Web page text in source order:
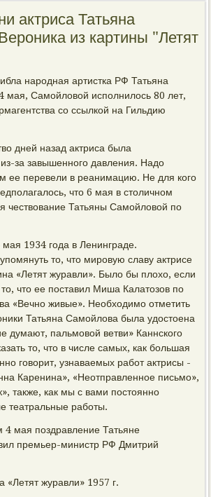
актриса Татьяна
из картины "Летят
народная артистка РФ Татьяна
мая, Самойловой исполнилось 80 лет,
со ссылкой на Гильдию
дней назад актриса была
из-за завышенного давления. Надо
ее перевели в реанимацию. Не для кого
что 6 мая в столичном
чествование Татьяны Самойловой по
мая 1934 года в Ленинграде.
то, что мировую славу актрисе
«Летят журавли». Было бы плохо, если
что ее поставил Миша Калатозов по
«Вечно живые». Необходимо отметить
Татьяна Самойлова была удостоена
думают, пальмовой ветви» Каннского
то, что в числе самых, как большая
говорит, узнаваемых работ актрисы -
Каренина», «Неотправленное письмо»,
также, как мы с вами постоянно
театральные работы.
4 мая поздравление Татьяне
премьер-министр РФ Дмитрий
«Летят журавли» 1957 г.